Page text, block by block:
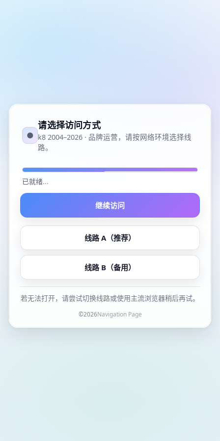
●
请选择访问方式
k8 2004–2026 · 品牌运营，请按网络环境选择线
路。
已就绪...
继续访问
线路 A（推荐）
线路 B（备用）
若无法打开，请尝试切换线路或使用主流浏览器稍后再试。
©2026Navigation Page